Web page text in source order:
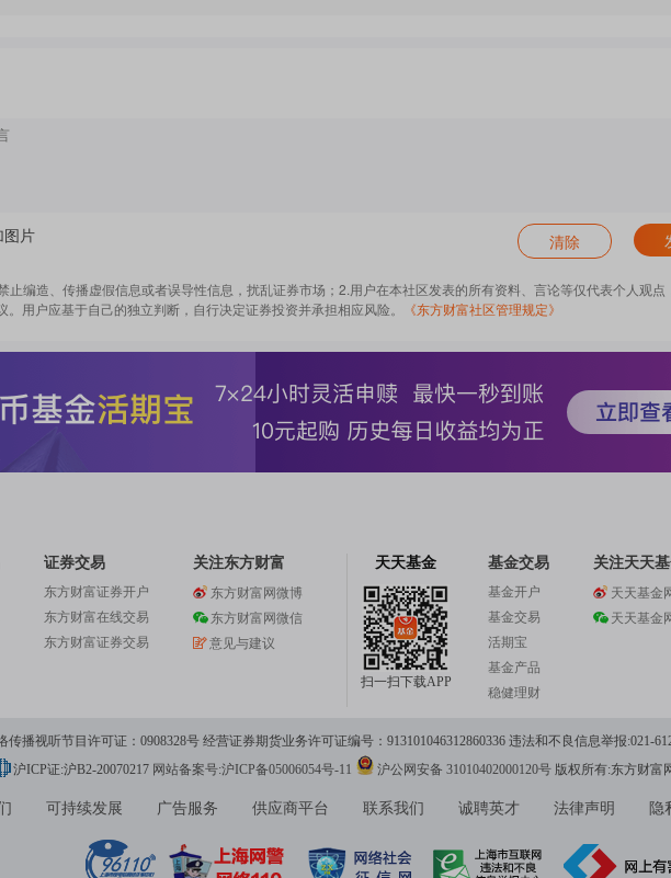
达、特斯拉跌超3%，亚马逊、谷歌、脸书跌超2%，微软跌1.50%。英伟达最新收
款方同意提供这笔延迟提取定期贷款（DDTL），额度将保留至今年9月底。
时，均需在借款之日起3年内偿还。该贷款的利率将在有担保隔夜融资利率（
个百分点，具体幅度取决于亚马逊的信用评级。
图片 清除
止编造、传播虚假信息或者误导性信息，扰乱证券市场；2.用户在本社区发表的所有资料、言论等仅代表个人观点
用户应基于自己的独立判断，自行决定证券投资并承担相应风险。
《东方财富社区管理规定》
证券交易
东方财富证券开户
东方财富在线交易
东方财富证券交易
关注东方财富
东方财富网微博
东方财富网微信
意见与建议
天天基金
扫一扫下载APP
基金交易
基金开户
基金交易
活期宝
基金产品
稳健理财
关注天天
天天基金
天天基金
传播视听节目许可证：0908328号 经营证券期货业务许可证编号：913101046312860336 违法和不良信息举报:021-
沪ICP证:沪B2-20070217 网站备案号:沪ICP备05006054号-11 沪公网安备 31010402000120号版权所有:东方财富
可持续发展 广告服务 供应商平台 联系我们 诚聘英才 法律声明 隐